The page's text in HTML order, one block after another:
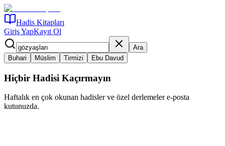
Hadis Kitapları
Giriş YapKayıt Ol
Ara
Buhari
Müslim Tirmizi Ebu Davud
Hiçbir Hadisi Kaçırmayın
Haftalık en çok okunan hadisler ve özel derlemeler e-posta
kutunuzda.